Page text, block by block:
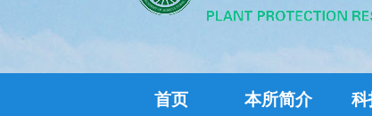
首页 本所简介 科